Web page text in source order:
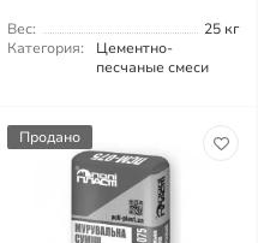
Вес:
25 кг
Категория:
Цементно-
песчаные смеси
Продано